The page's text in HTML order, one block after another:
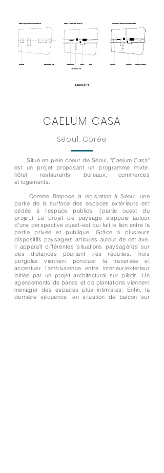
CAELUM CASA
Séoul, Corée
Situé en plein coeur de Séoul, "Caelum Casa"
est un projet proposant un programme mixte,
hôtel, restaurants, bureaux, commerces
et logements.
Comme l'impose la législation à Séoul, une
partie de la surface des espaces extérieurs est
cédée à l'espace publics. (partie ouest du
projet.)
Le projet de paysage s'appuie autour
d'une perspective ouest-est qui fait le lien entre la
partie privée et publique. Grâce à plusieurs
dispositifs paysagers articulés autour de cet axe,
il apparaît différentes situations paysagères sur
des distances pourtant très réduites. Trois
pergolas viennent ponctuer la traversée et
accentuer l'ambivalence entre intérieur/extérieur
initiée par un projet architectural sur pilotis. Un
agencements de bancs et de plantations viennent
ménager des espaces plus intimistes. Enfin, la
dernière séquence, en situation de balcon sur